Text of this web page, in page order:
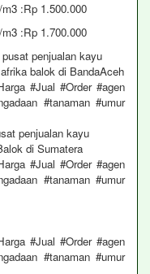
:Rp 1.500.000
:Rp 1.700.000
penjualan kayu
balok di BandaAceh
#Jual #Order #agen
#tanaman #umur
penjualan kayu
di Sumatera
#Jual #Order #agen
#tanaman #umur
#Jual #Order #agen
#tanaman #umur